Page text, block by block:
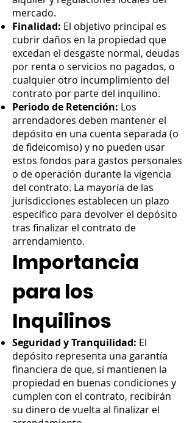
mercado.
Finalidad: El objetivo principal es
cubrir daños en la propiedad que
excedan el desgaste normal, deudas
por renta o servicios no pagados, o
cualquier otro incumplimiento del
contrato por parte del inquilino.
Periodo de Retención: Los
arrendadores deben mantener el
depósito en una cuenta separada (o
de fideicomiso) y no pueden usar
estos fondos para gastos personales
o de operación durante la vigencia
del contrato. La mayoría de las
jurisdicciones establecen un plazo
específico para devolver el depósito
tras finalizar el contrato de
arrendamiento.
Importancia
para los
Inquilinos
Seguridad y Tranquilidad: El
depósito representa una garantía
financiera de que, si mantienen la
propiedad en buenas condiciones y
cumplen con el contrato, recibirán
su dinero de vuelta al finalizar el